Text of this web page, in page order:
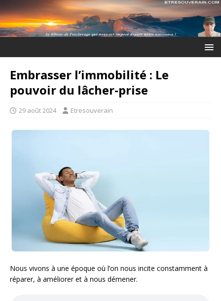
Embrasser l’immobilité : Le
pouvoir du lâcher-prise
29 août 2024 Etresouverain
Nous vivons à une époque où l’on nous incite constamment à
réparer, à améliorer et à nous démener.